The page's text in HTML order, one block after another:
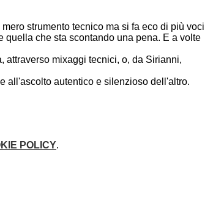
strumento tecnico ma si fa eco di più voci
che sta scontando una pena. E a volte
attraverso mixaggi tecnici, o, da Sirianni,
all'ascolto autentico e silenzioso dell'altro.
POLICY.